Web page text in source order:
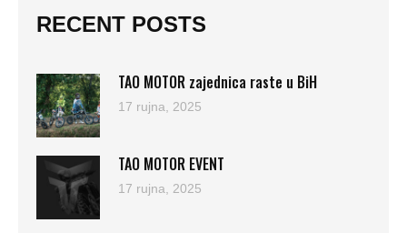
RECENT POSTS
TAO MOTOR zajednica raste u BiH
17 rujna, 2025
TAO MOTOR EVENT
17 rujna, 2025